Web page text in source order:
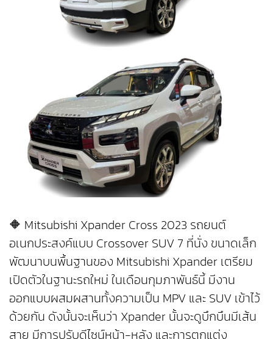
🔶 Mitsubishi Xpander Cross 2023 รถยนต์
อเนกประสงค์แบบ Crossover SUV 7 ที่นั่ง ขนาดเล็ก
พัฒนาบนพื้นฐานของ Mitsubishi Xpander เตรียม
เปิดตัวในฐานะรถใหม่ ในเดือนกุมภาพันธ์นี้ มีงาน
ออกแบบผสมผสานทั้งความเป็น MPV และ SUV เข้าไว้
ด้วยกัน ดังนั้นจะเห็นว่า Xpander นั้นจะดูบึกบึนมีเส้น
สาย มีการปรับดีไซน์หน้า-หลัง และการตกแต่ง